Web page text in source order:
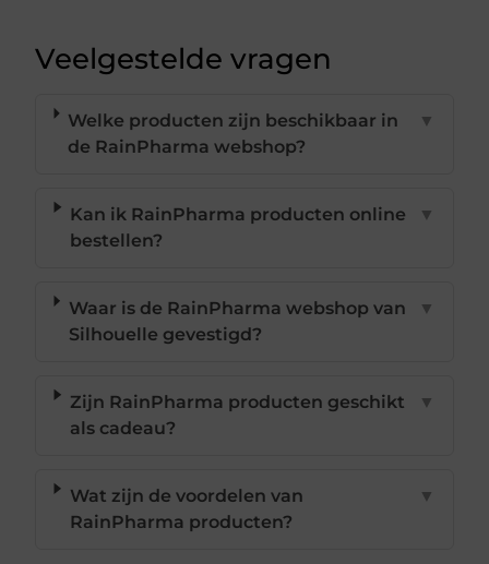
Veelgestelde vragen
Welke producten zijn beschikbaar in
de RainPharma webshop?
▼
Kan ik RainPharma producten online
bestellen?
▼
Waar is de RainPharma webshop van
Silhouelle gevestigd?
▼
Zijn RainPharma producten geschikt
als cadeau?
▼
Wat zijn de voordelen van
RainPharma producten?
▼